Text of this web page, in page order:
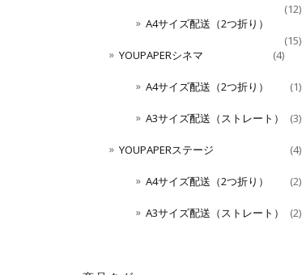
(12)
A4サイズ配送（2つ折り）
(15)
YOUPAPERシネマ
(4)
A4サイズ配送（2つ折り） (1)
A3サイズ配送（ストレート） (3)
YOUPAPERステージ (4)
A4サイズ配送（2つ折り） (2)
A3サイズ配送（ストレート） (2)